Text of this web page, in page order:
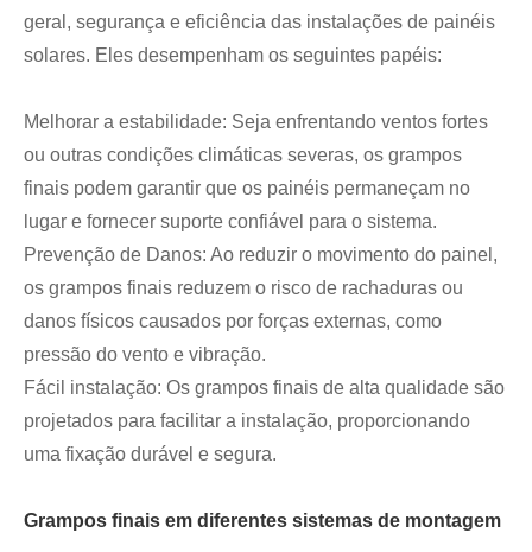
geral, segurança e eficiência das instalações de painéis
solares. Eles desempenham os seguintes papéis:
Melhorar a estabilidade: Seja enfrentando ventos fortes
ou outras condições climáticas severas, os grampos
finais podem garantir que os painéis permaneçam no
lugar e fornecer suporte confiável para o sistema.
Prevenção de Danos: Ao reduzir o movimento do painel,
os grampos finais reduzem o risco de rachaduras ou
danos físicos causados ​​por forças externas, como
pressão do vento e vibração.
Fácil instalação: Os grampos finais de alta qualidade são
projetados para facilitar a instalação, proporcionando
uma fixação durável e segura.
Grampos finais em diferentes sistemas de montagem